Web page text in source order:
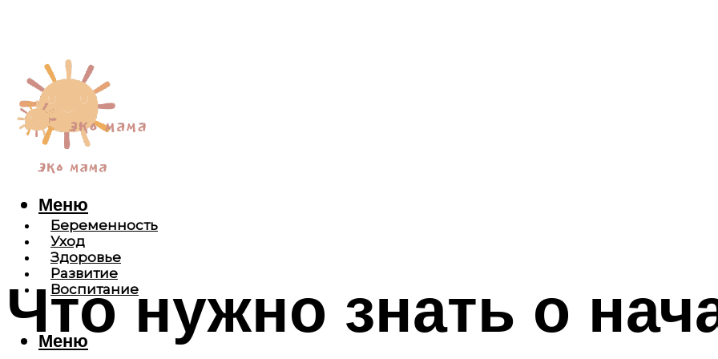
Беременность
Уход
Здоровье
Развитие
Воспитание
Меню
Меню
Что нужно знать о